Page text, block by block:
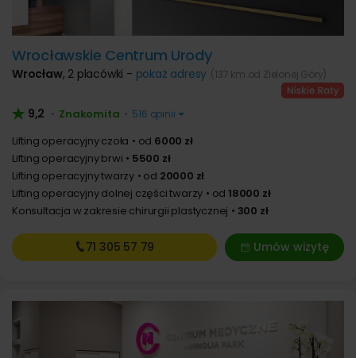
Wrocławskie Centrum Urody
Wrocław, 2 placówki - pokaż adresy (137 km od Zielonej Góry)
9,2 • Znakomita • 516 opinii
Lifting operacyjny czoła od 6000 zł
Lifting operacyjny brwi
5500 zł
Lifting operacyjny twarzy
od 20000 zł
Lifting operacyjny dolnej części twarzy
od 18000 zł
Konsultacja w zakresie chirurgii plastycznej
300 zł
Umów wizytę
71 305 57 79